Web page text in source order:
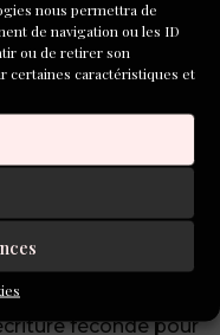
nous permettra de
de navigation ou les ID
ou de retirer son
certaines caractéristiques et
d’un agent
féconde pour